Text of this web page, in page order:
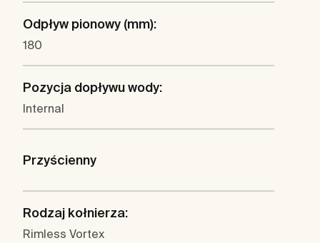
Odpływ pionowy (mm):
180
Pozycja dopływu wody:
Internal
Przyścienny
Rodzaj kołnierza:
Rimless Vortex